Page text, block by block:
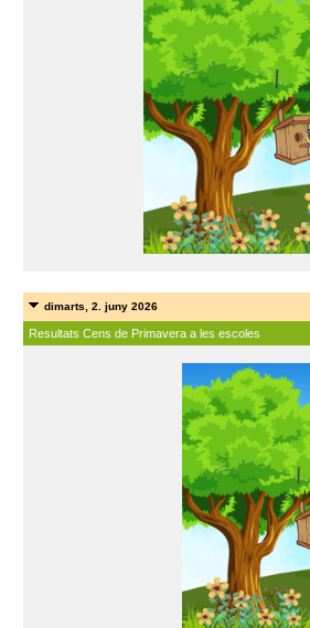
dimarts, 2. juny 2026
Resultats Cens de Primavera a les escoles